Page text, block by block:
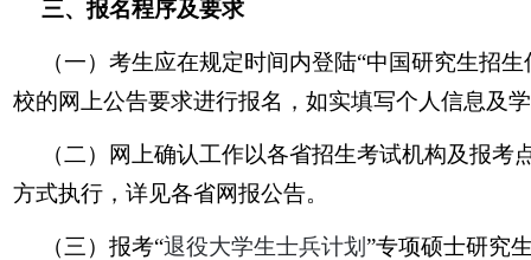
三、报名程序及要求
（一）考生应在规定时间内登陆“中国研究生招
校的网上公告要求进行报名，如实填写个人信息及
（二）网上确认工作以各省招生考试机构及报
方式执行，详见各省网报公告。
（三）报考“退役大学生士兵计划”专项硕士研究